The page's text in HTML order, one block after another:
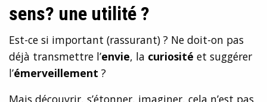
sens? une utilité ?
Est-ce si important (rassurant) ? Ne doit-on pas
déjà transmettre l’envie, la curiosité et suggérer
l’émerveillement ?
Mais découvrir, s’étonner, imaginer, cela n’est pas